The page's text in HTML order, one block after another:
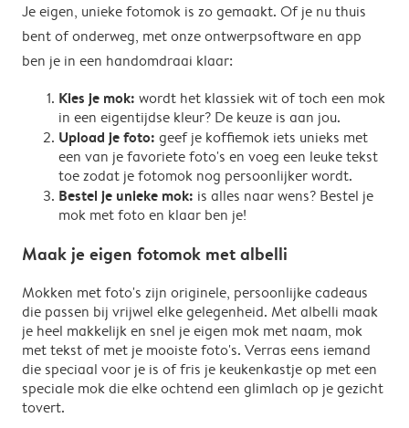
Je eigen, unieke fotomok is zo gemaakt. Of je nu thuis
bent of onderweg, met onze ontwerpsoftware en app
ben je in een handomdraai klaar:
Kies je mok: wordt het klassiek wit of toch een mok
in een eigentijdse kleur? De keuze is aan jou.
Upload je foto: geef je koffiemok iets unieks met
een van je favoriete foto's en voeg een leuke tekst
toe zodat je fotomok nog persoonlijker wordt.
Bestel je unieke mok: is alles naar wens? Bestel je
mok met foto en klaar ben je!
Maak je eigen fotomok met albelli
Mokken met foto's zijn originele, persoonlijke cadeaus
die passen bij vrijwel elke gelegenheid. Met albelli maak
je heel makkelijk en snel je eigen mok met naam, mok
met tekst of met je mooiste foto's. Verras eens iemand
die speciaal voor je is of fris je keukenkastje op met een
speciale mok die elke ochtend een glimlach op je gezicht
tovert.